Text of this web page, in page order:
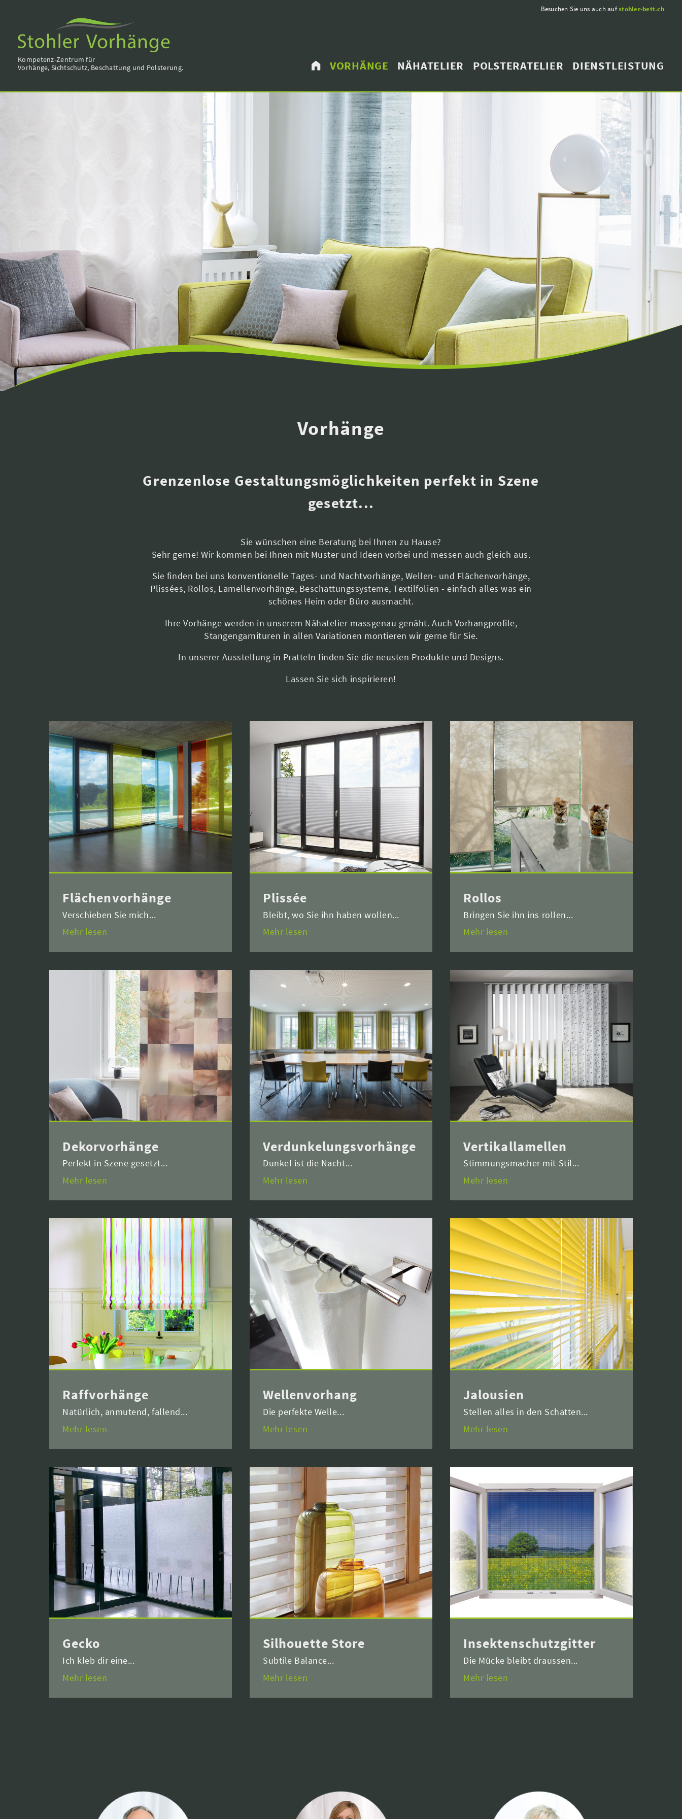
Besuchen Sie uns auch aufstohler-bett.ch
Kompetenz-Zentrum für
Vorhänge, Sichtschutz, Beschattung und Polsterung.
VORHÄNGE NÄHATELIER POLSTERATELIER DIENSTLEISTUNG
Vorhänge
Grenzenlose Gestaltungsmöglichkeiten perfekt in Szene
gesetzt...
Sie wünschen eine Beratung bei Ihnen zu Hause?
Sehr gerne! Wir kommen bei Ihnen mit Muster und Ideen vorbei und messen auch gleich aus.
Sie finden bei uns konventionelle Tages- und Nachtvorhänge, Wellen- und Flächenvorhänge,
Plissées, Rollos, Lamellenvorhänge, Beschattungssysteme, Textilfolien - einfach alles was ein
schönes Heim oder Büro ausmacht.
Ihre Vorhänge werden in unserem Nähatelier massgenau genäht. Auch Vorhangprofile,
Stangengarnituren in allen Variationen montieren wir gerne für Sie.
In unserer Ausstellung in Pratteln finden Sie die neusten Produkte und Designs.
Lassen Sie sich inspirieren!
Flächenvorhänge
Verschieben Sie mich...
Mehr lesen
Plissée
Bleibt, wo Sie ihn haben wollen...
Mehr lesen
Rollos
Bringen Sie ihn ins rollen...
Mehr lesen
Dekorvorhänge
Perfekt in Szene gesetzt...
Mehr lesen
Verdunkelungsvorhänge
Dunkel ist die Nacht...
Mehr lesen
Vertikallamellen
Stimmungsmacher mit Stil...
Mehr lesen
Raffvorhänge
Natürlich, anmutend, fallend...
Mehr lesen
Wellenvorhang
Die perfekte Welle...
Mehr lesen
Jalousien
Stellen alles in den Schatten...
Mehr lesen
Gecko
Ich kleb dir eine...
Mehr lesen
Silhouette Store
Subtile Balance...
Mehr lesen
Insektenschutzgitter
Die Mücke bleibt draussen...
Mehr lesen